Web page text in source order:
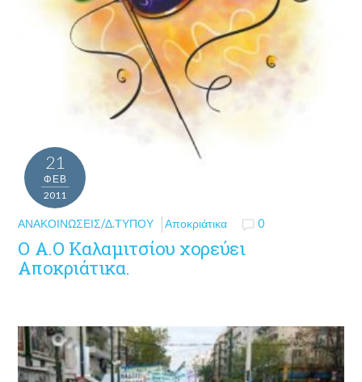
21
ΦΕΒ
2011
ΑΝΑΚΟΙΝΏΣΕΙΣ/Δ.ΤΎΠΟΥ Αποκριάτικα 0
Ο Α.Ο Καλαμιτσίου χορεύει
Αποκριάτικα.